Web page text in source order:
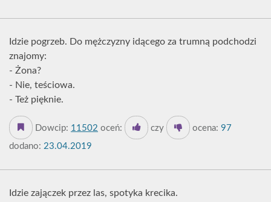
Idzie pogrzeb. Do mężczyzny idącego za trumną podchodzi
znajomy:
- Żona?
- Nie, teściowa.
- Też pięknie.
Dowcip: 11502 oceń: czy ocena: 97
dodano: 23.04.2019
Idzie zajączek przez las, spotyka krecika.